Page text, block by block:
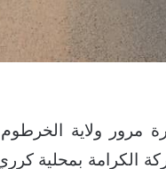
مرور ولاية الخرطوم
الكرامة بمحلية